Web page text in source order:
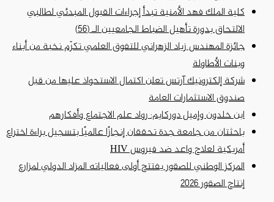
كلية الملك فهد الأمنية تبدأ إجراءات القبول المبدئي لطالبي
الالتحاق بدورة تأهيل الضباط الجامعيين الـ (56)
جائزة المهندس زياد الزهراني للتفوق العلمي تكرّم نخبة من أبناء
وبنات الأطاولة
شركة إلكترونيك آرتس تعلن اكتمال الاستحواذ عليها من قبل
صندوق الاستثمارات العامة
ابن خلدون وإميل دوركايم: رواد علم الاجتماع وأفكارهم
باحثتان من جامعة جدة تحققان إنجازًا عالميًا بتسجيل براءة اختراع
أمريكية لعلاج واعد ضد فيروس HIV
المركز الوطني للصقور يفتتح أولى فعالياته المزاد الدولي لمزارع
إنتاج الصقور 2026